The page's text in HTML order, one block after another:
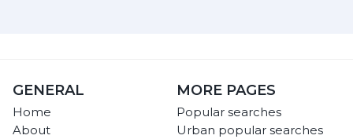
GENERAL
Home
About
MORE PAGES
Popular searches
Urban popular searches